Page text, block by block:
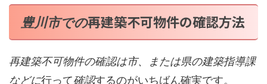
豊川市での再建築不可物件の確認方法
再建築不可物件の確認は市、または県の建築指導課
などに行って確認するのがいちばん確実です。